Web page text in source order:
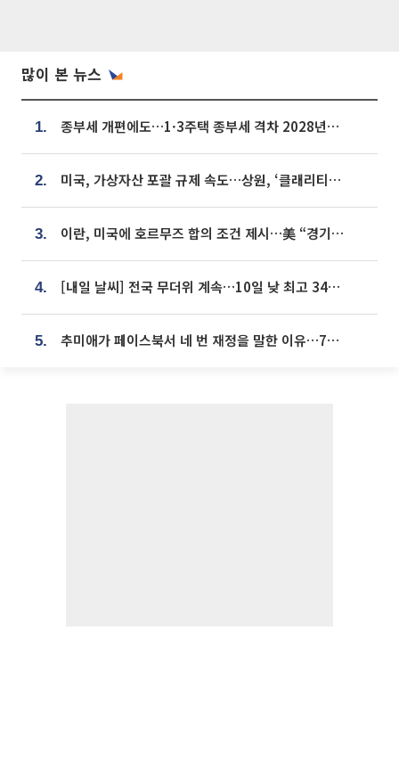
많이 본 뉴스
1. 종부세 개편에도…1·3주택 종부세 격차 2028년부터 확대
2. 미국, 가상자산 포괄 규제 속도…상원, ‘클래리티법’ 9월 절차투표 추진
3. 이란, 미국에 호르무즈 합의 조건 제시…美 “경기 아직 안 끝나” [종합]
4. [내일 날씨] 전국 무더위 계속…10일 낮 최고 34도 육박
5. 추미애가 페이스북서 네 번 재정을 말한 이유…7700억 추경 열쇠는 도의회에